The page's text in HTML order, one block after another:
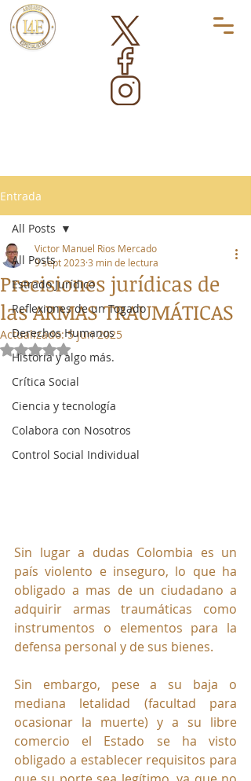
Entrada
All Posts
Estrado Jurídico
Reflexiones de un Togado
Derechos Humanos
Historia y algo más.
Crítica Social
Ciencia y tecnología
Colabora con Nosotros
Control Social Individual
All Posts
Precisiones jurídicas de
las ARMAS TRAUMÁTICAS
Victor Manuel Rios Mercado
9 sept 2023 3 min de lectura
Actualizado:5 jun 2025
Obtuvo NaN de 5 estrellas.
Sin lugar a dudas Colombia es un
país violento e inseguro, lo que ha
obligado a mas de un ciudadano a
adquirir armas traumáticas como
instrumentos o elementos para la
defensa personal y de sus bienes.
Sin embargo, pese a su baja o
mediana letalidad (facultad para
ocasionar la muerte) y a su libre
comercio el Estado se ha visto
obligado a establecer requisitos para